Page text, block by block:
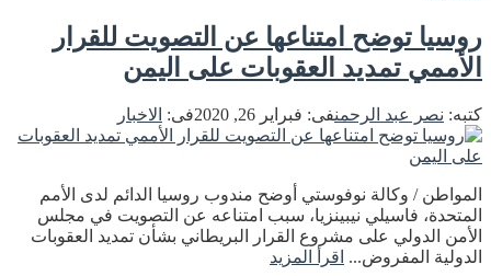
روسيا توضح امتناعها عن التصويت للقرار
الأممي تمديد العقوبات على اليمن
كتبه: نصر عبد الرحمنفى: فبراير 26, 2020 فى: الاخبار
المواطن / وكالة نوفوستي أوضح مندوب روسيا الدائم لدى الأمم
المتحدة، فاسيلي نيبينزيا، سبب امتناعه عن التصويت في مجلس
الأمن الدولي على مشروع القرار البريطاني بشأن تمديد العقوبات
الدولية المفروض... اقرأ المزيد